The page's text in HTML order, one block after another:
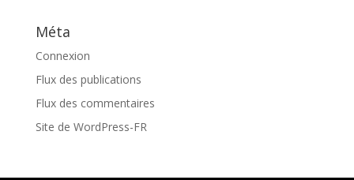
Méta
Connexion
Flux des publications
Flux des commentaires
Site de WordPress-FR